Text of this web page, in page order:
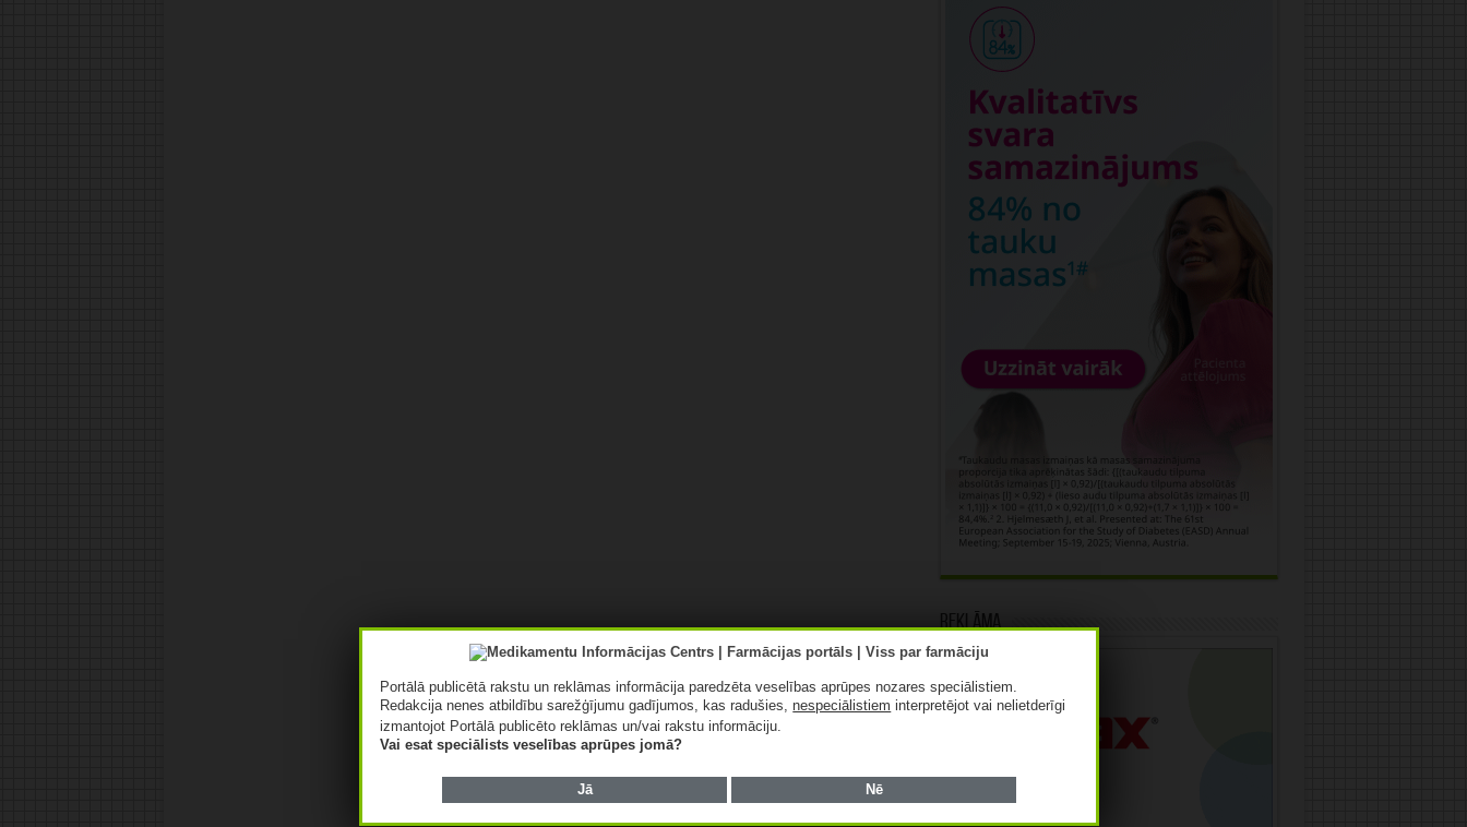
Reklāma
Portālā publicētā rakstu un reklāmas informācija paredzēta veselības aprūpes nozares speciālistiem.
Redakcija nenes atbildību sarežģījumu gadījumos, kas radušies,nespeciālistiem interpretējot vai nelietderīgi
izmantojot Portālā publicēto reklāmas un/vai rakstu informāciju.
Vai esat speciālists veselības aprūpes jomā?
Jā Nē